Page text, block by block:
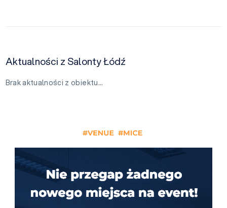
Aktualności z Salonty Łódź
Brak aktualności z obiektu…